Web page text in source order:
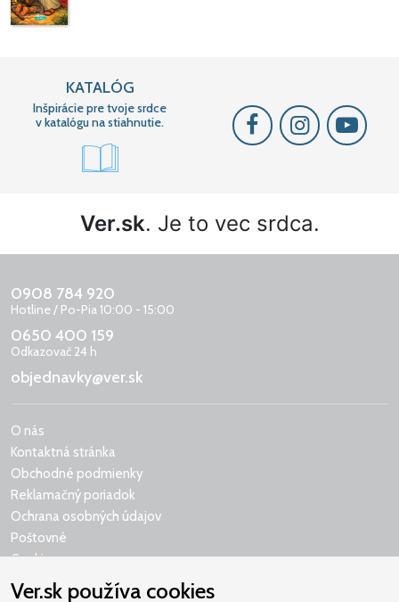
KATALÓG
Inšpirácie pre tvoje srdce
v katalógu na stiahnutie.
Ver.sk. Je to vec srdca.
0908 784 920
Hotline / Po-Pia 10:00 - 15:00
0650 400 159
Odkazovač 24 h
objednavky@ver.sk
O nás
Kontaktná stránka
Obchodné podmienky
Reklamačný poriadok
Ochrana osobných údajov
Poštovné
Cookies
Ver.sk používa cookies